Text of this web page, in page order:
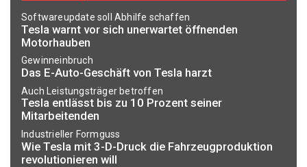
Softwareupdate soll Abhilfe schaffen
Tesla warnt vor sich unerwartet öffnenden
Motorhauben
Gewinneinbruch
Das E-Auto-Geschäft von Tesla harzt
Auch Leistungsträger betroffen
Tesla entlässt bis zu 10 Prozent seiner
Mitarbeitenden
Industrieller Formguss
Wie Tesla mit 3-D-Druck die Fahrzeugproduktion
revolutionieren will